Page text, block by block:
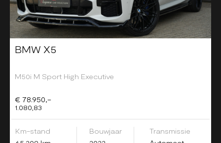
BMW X5
M50i M Sport High Executive
€ 78.950,-
1.080,83
Km-stand
Bouwjaar
Transmissie